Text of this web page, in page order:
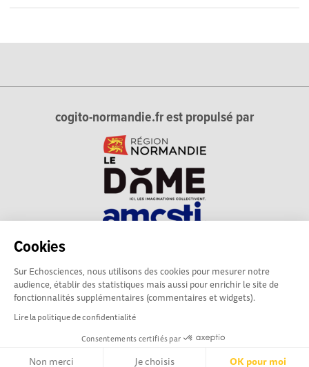
Cookies
Sur Echosciences, nous utilisons des cookies pour mesurer notre
audience, établir des statistiques mais aussi pour enrichir le site de
fonctionnalités supplémentaires (commentaires et widgets).
Lire la politique de confidentialité
Consentements certifiés par
Non merci Je choisis OK pour moi
cogito-normandie.fr est propulsé par
technique et du dialogue science-société en Normandie.
cogito-normandie.fr est membre du réseau Echosciences
France animé par l'Amcsti.
Mentions légales|Politique de confidentialité
Ligne éditoriale